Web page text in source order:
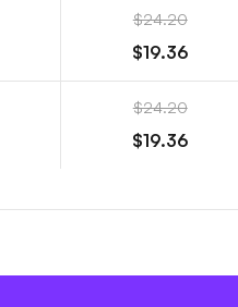
$24.20
$19.36
$24.20
$19.36